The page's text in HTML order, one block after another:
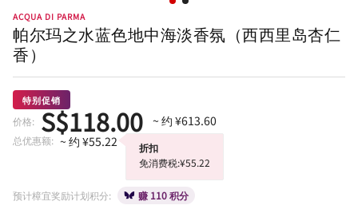
ACQUA DI PARMA
帕尔玛之水蓝色地中海淡香氛（西西里岛杏仁
香）
特别促销
价格: S$118.00 ~ 约 ¥613.60
总优惠额: ~ 约 ¥55.22
折扣
免消费税:¥55.22
预计樟宜奖励计划积分: 赚 110 积分